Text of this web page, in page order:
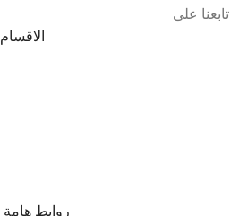
تابعنا على
الاقسام
روابط هامة